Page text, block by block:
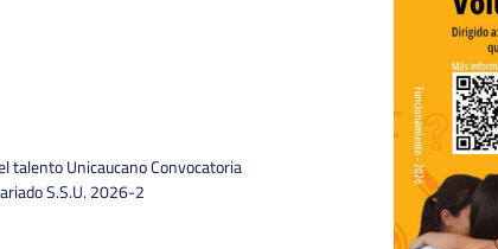
talento Unicaucano Convocatoria
S.S.U. 2026-2